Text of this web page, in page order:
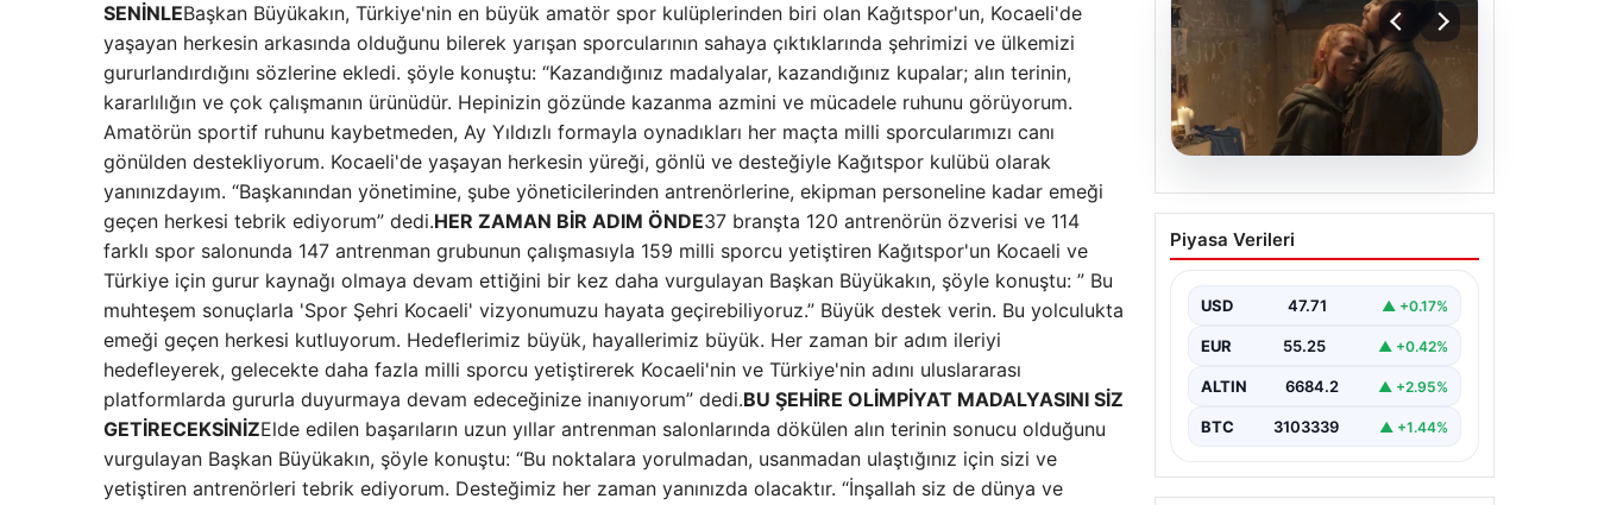
SENİNLEBaşkan Büyükakın, Türkiye'nin en büyük amatör spor kulüplerinden biri olan Kağıtspor'un, Kocaeli'de
yaşayan herkesin arkasında olduğunu bilerek yarışan sporcularının sahaya çıktıklarında şehrimizi ve ülkemizi
gururlandırdığını sözlerine ekledi. şöyle konuştu: “Kazandığınız madalyalar, kazandığınız kupalar; alın terinin,
kararlılığın ve çok çalışmanın ürünüdür. Hepinizin gözünde kazanma azmini ve mücadele ruhunu görüyorum.
Amatörün sportif ruhunu kaybetmeden, Ay Yıldızlı formayla oynadıkları her maçta milli sporcularımızı canı
gönülden destekliyorum. Kocaeli'de yaşayan herkesin yüreği, gönlü ve desteğiyle Kağıtspor kulübü olarak
yanınızdayım. “Başkanından yönetimine, şube yöneticilerinden antrenörlerine, ekipman personeline kadar emeği
geçen herkesi tebrik ediyorum” dedi.HER ZAMAN BİR ADIM ÖNDE37 branşta 120 antrenörün özverisi ve 114
farklı spor salonunda 147 antrenman grubunun çalışmasıyla 159 milli sporcu yetiştiren Kağıtspor'un Kocaeli ve
Türkiye için gurur kaynağı olmaya devam ettiğini bir kez daha vurgulayan Başkan Büyükakın, şöyle konuştu: ” Bu
muhteşem sonuçlarla 'Spor Şehri Kocaeli' vizyonumuzu hayata geçirebiliyoruz.” Büyük destek verin. Bu yolculukta
emeği geçen herkesi kutluyorum. Hedeflerimiz büyük, hayallerimiz büyük. Her zaman bir adım ileriyi
hedefleyerek, gelecekte daha fazla milli sporcu yetiştirerek Kocaeli'nin ve Türkiye'nin adını uluslararası
platformlarda gururla duyurmaya devam edeceğinize inanıyorum” dedi.BU ŞEHİRE OLİMPİYAT MADALYASINI SİZ
GETİRECEKSİNİZElde edilen başarıların uzun yıllar antrenman salonlarında dökülen alın terinin sonucu olduğunu
vurgulayan Başkan Büyükakın, şöyle konuştu: “Bu noktalara yorulmadan, usanmadan ulaştığınız için sizi ve
yetiştiren antrenörleri tebrik ediyorum. Desteğimiz her zaman yanınızda olacaktır. “İnşallah siz de dünya ve
06.08.2026
Sinemalarda bu hafta: 6
film sinemaseverlerle
Piyasa Verileri
USD 47.71 ▲ +0.17%
EUR 55.25 ▲ +0.42%
ALTIN 6684.2 ▲ +2.95%
BTC 3103339 ▲ +1.44%